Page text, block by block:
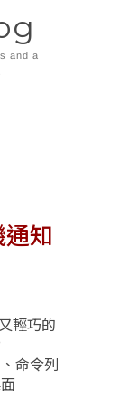
and a
知
輕巧的
命令列